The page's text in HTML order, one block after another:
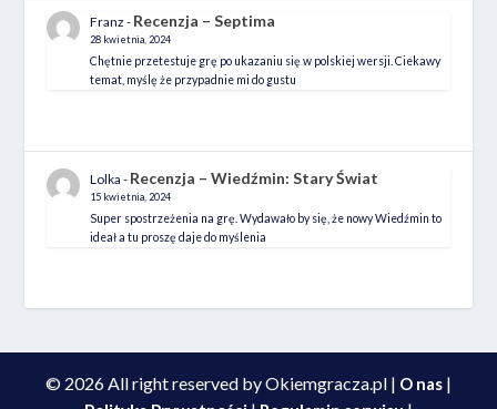
Franz - Recenzja – Septima
28 kwietnia, 2024
Chętnie przetestuje grę po ukazaniu się w polskiej wersji. Ciekawy
temat, myślę że przypadnie mi do gustu
Lolka - Recenzja – Wiedźmin: Stary Świat
15 kwietnia, 2024
Super spostrzeżenia na grę. Wydawało by się, że nowy Wiedźmin to
ideał a tu proszę daje do myślenia
© 2026 All right reserved by Okiemgracza.pl | O nas |